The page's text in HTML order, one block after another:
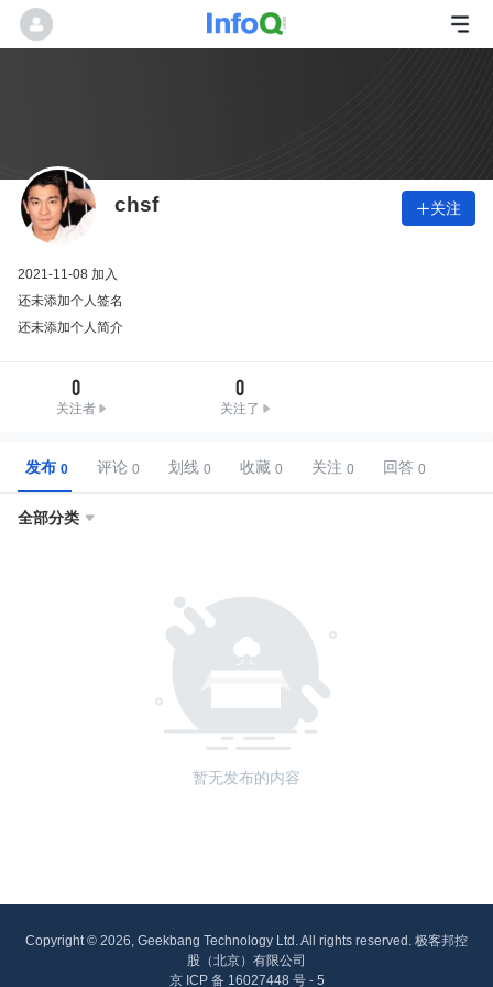
chsf 关注
2021-11-08 加入
还未添加个人签名
还未添加个人简介
0
关注者
0
关注了
发布 评论 划线 收藏 关注 回答
全部分类 
暂无发布的内容
Copyright © 2026, Geekbang Technology Ltd. All rights reserved. 极客邦控
股（北京）有限公司
京 ICP 备 16027448 号 - 5